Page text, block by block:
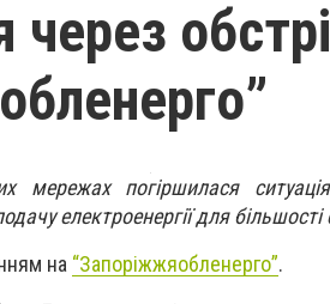
через
мережах погіршилася
електроенергії для
на “Запоріжжяобленерго”.